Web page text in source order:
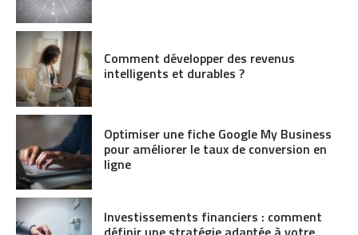
Comment développer des revenus
intelligents et durables ?
Optimiser une fiche Google My Business
pour améliorer le taux de conversion en
ligne
Investissements financiers : comment